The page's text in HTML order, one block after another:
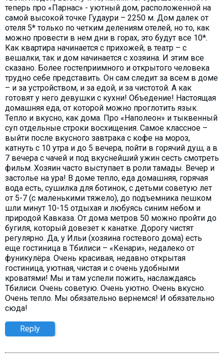
теперь про «Парнас» - уютный дом, расположенной на
самой высокой точке Гудаури – 2250 м. Дом далек от
отеля 5* только по четким делениям отелей, но то, как
можно провести в нем дни в горах, это будут все 10*.
Как квартира начинается с прихожей, в театр – с
вешалки, так и дом начинается с хозяина. И этим все
сказано. Более гостеприимного и открытого человека
трудно себе представить. Он сам следит за всем в доме
– и за устройством, и за едой, и за чистотой. А как
готовят у него девушки с кухни! Объедение! Настоящая
домашняя еда, от которой можно проглотить язык.
Тепло и вкусно, как дома. Про «Наполеон» и тыквенный
суп отдельные строки восхищения. Самое классное –
выйти после вкусного завтрака с кофе на мороз,
катнуть с 10 утра и до 5 вечера, пойти в горячий душ, а в
7 вечера с чачей и под вкуснейший ужин сесть смотреть
фильм. Хозяин часто выступает в роли тамады. Вечер и
застолье на ура! В доме тепло, еда домашняя, горячая
вода есть, сушилка для ботинок, с детьми советую лет
от 5-7 (с маленькими тяжело), до подъемника пешком
шли минут 10-15 отдыхая и любуясь синим небом и
природой Кавказа. От дома метров 50 можно пройти до
бугиля, который довезет к канатке. Дорогу чистят
регулярно. Да, у Ильи (хозяина гостевого дома) есть
еще гостиница в Тбилиси – «Кенари», недалеко от
фуникулёра. Очень красивая, недавно открытая
гостиница, уютная, чистая и с очень удобными
кроватями! Мы и там успели пожить, наслаждаясь
Тбилиси. Очень советую. Очень уютно. Очень вкусно.
Очень тепло. Мы обязательно вернемся! И обязательно
сюда!
Reply